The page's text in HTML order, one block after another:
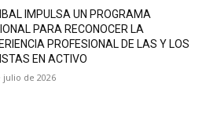
IMPULSA UN PROGRAMA
PARA RECONOCER LA
PROFESIONAL DE LAS Y LOS
EN ACTIVO
julio de 2026